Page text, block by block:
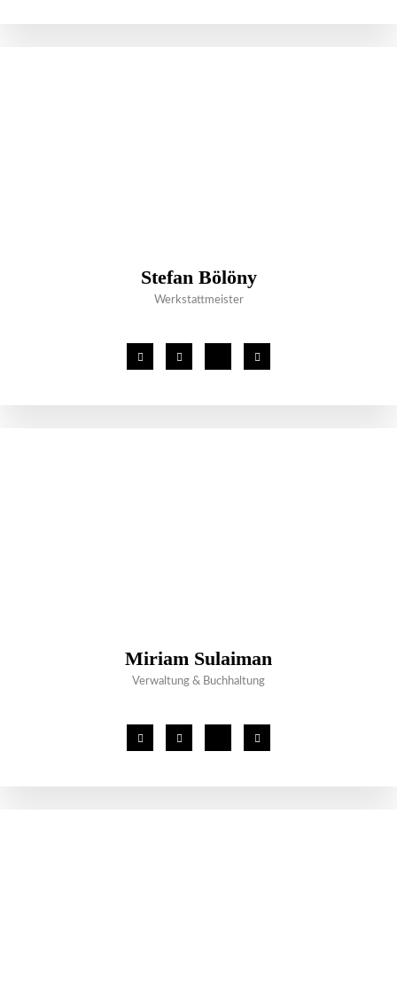
Stefan Bölöny
Werkstattmeister
Miriam Sulaiman
Verwaltung & Buchhaltung